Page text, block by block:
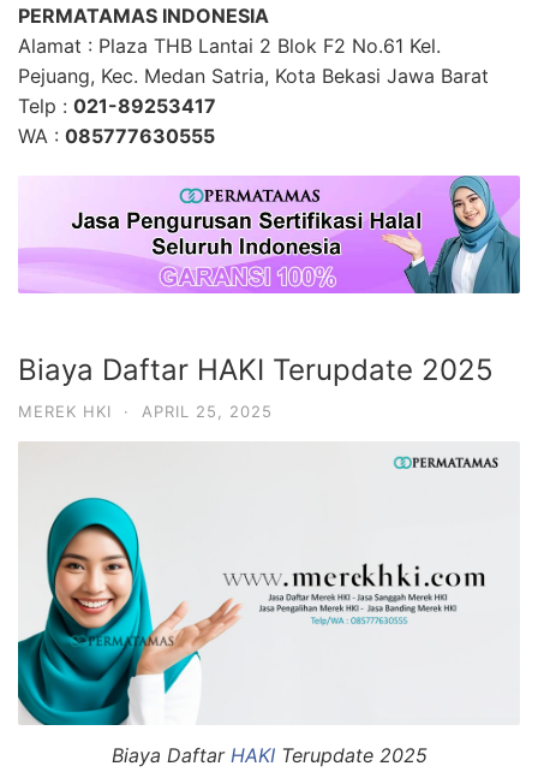
PERMATAMAS INDONESIA
Alamat : Plaza THB Lantai 2 Blok F2 No.61 Kel.
Pejuang, Kec. Medan Satria, Kota Bekasi Jawa Barat
Telp : 021-89253417
WA : 085777630555
Biaya Daftar HAKI Terupdate 2025
MEREK HKI · APRIL 25, 2025
Biaya Daftar HAKITerupdate 2025